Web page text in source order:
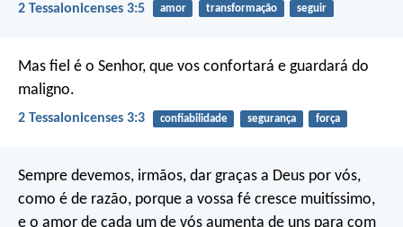
2 Tessalonicenses 3:5 amor transformação seguir
Mas fiel é o Senhor, que vos confortará e guardará do
maligno.
2 Tessalonicenses 3:3 confiabilidade segurança força
Sempre devemos, irmãos, dar graças a Deus por vós,
como é de razão, porque a vossa fé cresce muitíssimo,
e o amor de cada um de vós aumenta de uns para com